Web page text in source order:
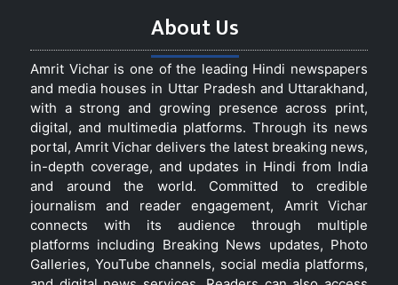
About Us
Amrit Vichar is one of the leading Hindi newspapers
and media houses in Uttar Pradesh and Uttarakhand,
with a strong and growing presence across print,
digital, and multimedia platforms. Through its news
portal, Amrit Vichar delivers the latest breaking news,
in-depth coverage, and updates in Hindi from India
and around the world. Committed to credible
journalism and reader engagement, Amrit Vichar
connects with its audience through multiple
platforms including Breaking News updates, Photo
Galleries, YouTube channels, social media platforms,